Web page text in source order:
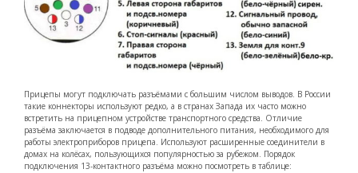
Прицепы могут подключать разъёмами с большим числом выводов. В России
такие коннекторы используют редко, а в странах Запада их часто можно
встретить на прицепном устройстве транспортного средства. Отличие
разъёма заключается в подводе дополнительного питания, необходимого для
работы электроприборов прицепа. Используют расширенные соединители в
домах на колёсах, пользующихся популярностью за рубежом. Порядок
подключения 13-контактного разъёма можно посмотреть в таблице: